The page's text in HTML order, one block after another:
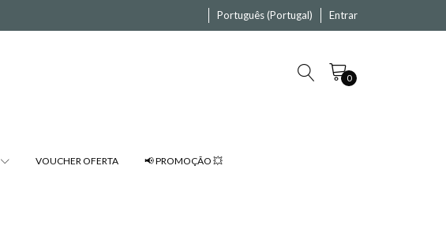
Português (Portugal) Entrar
0
VOUCHER OFERTA 📢 PROMOÇÃO 💥